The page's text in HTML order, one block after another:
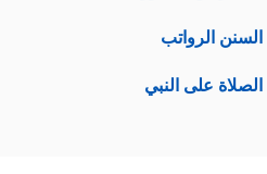
السنن الرواتب
الصلاة على النبي